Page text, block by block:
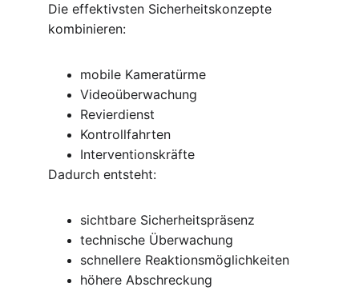
Die effektivsten Sicherheitskonzepte
kombinieren:
mobile Kameratürme
Videoüberwachung
Revierdienst
Kontrollfahrten
Interventionskräfte
Dadurch entsteht:
sichtbare Sicherheitspräsenz
technische Überwachung
schnellere Reaktionsmöglichkeiten
höhere Abschreckung